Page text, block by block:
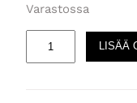
Varastossa
LISÄÄ